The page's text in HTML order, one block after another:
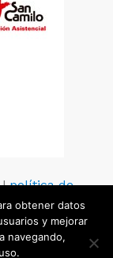
política de
obtener datos
y mejorar
navegando,